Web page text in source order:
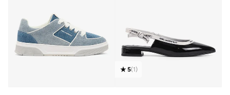
5(1)